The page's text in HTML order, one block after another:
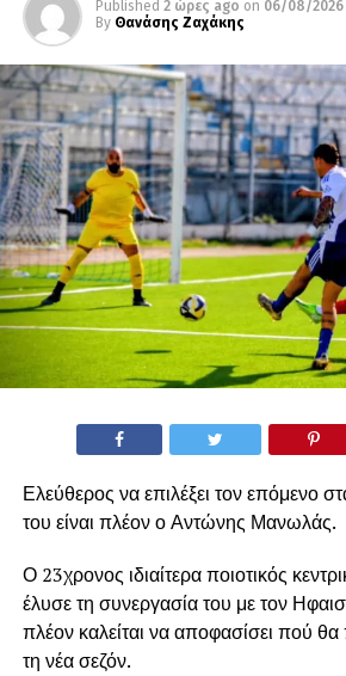
Published 2 ώρες ago on 06/08/2026
By Θανάσης Ζαχάκης
Ελεύθερος να επιλέξει τον επόμενο
του είναι πλέον ο Αντώνης Μανωλάς.
Ο 23χρονος ιδιαίτερα ποιοτικός
έλυσε τη συνεργασία του με τον
πλέον καλείται να αποφασίσει πού
τη νέα σεζόν.